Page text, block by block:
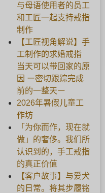
与母语使用者的员工
和工匠一起支持戒指
制作
【工匠视角解说】手
工制作的求婚戒指
当天可以带回家的原
因 ー密切跟踪完成
前的一整天ー
2026年暑假儿童工
作坊
「为你而作，现在就
做」的奢侈。我们所
认识到的，手工戒指
的真正价值
【客户故事】与爱犬
的日常。将其步履铭